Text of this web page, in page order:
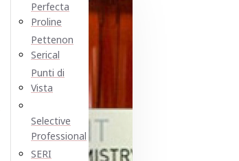
Perfecta
Proline
Pettenon
Serical
Punti di
Vista
Selective
Professional
SERI